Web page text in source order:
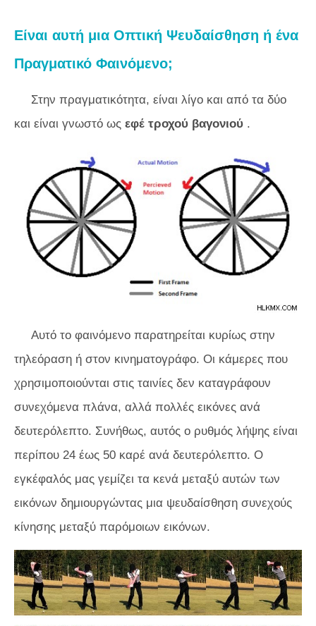
Είναι αυτή μια Οπτική Ψευδαίσθηση ή ένα
Πραγματικό Φαινόμενο;
Στην πραγματικότητα, είναι λίγο και από τα δύο
και είναι γνωστό ως εφέ τροχού βαγονιού .
Αυτό το φαινόμενο παρατηρείται κυρίως στην
τηλεόραση ή στον κινηματογράφο. Οι κάμερες που
χρησιμοποιούνται στις ταινίες δεν καταγράφουν
συνεχόμενα πλάνα, αλλά πολλές εικόνες ανά
δευτερόλεπτο. Συνήθως, αυτός ο ρυθμός λήψης είναι
περίπου 24 έως 50 καρέ ανά δευτερόλεπτο. Ο
εγκέφαλός μας γεμίζει τα κενά μεταξύ αυτών των
εικόνων δημιουργώντας μια ψευδαίσθηση συνεχούς
κίνησης μεταξύ παρόμοιων εικόνων.